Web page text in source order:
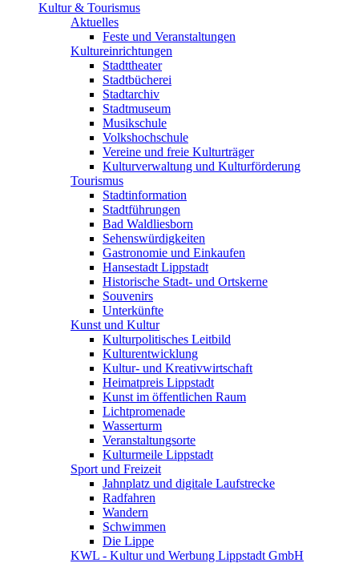
Kultur & Tourismus
Aktuelles
Feste und Veranstaltungen
Kultureinrichtungen
Stadttheater
Stadtbücherei
Stadtarchiv
Stadtmuseum
Musikschule
Volkshochschule
Vereine und freie Kulturträger
Kulturverwaltung und Kulturförderung
Tourismus
Stadtinformation
Stadtführungen
Bad Waldliesborn
Sehenswürdigkeiten
Gastronomie und Einkaufen
Hansestadt Lippstadt
Historische Stadt- und Ortskerne
Souvenirs
Unterkünfte
Kunst und Kultur
Kulturpolitisches Leitbild
Kulturentwicklung
Kultur- und Kreativwirtschaft
Heimatpreis Lippstadt
Kunst im öffentlichen Raum
Lichtpromenade
Wasserturm
Veranstaltungsorte
Kulturmeile Lippstadt
Sport und Freizeit
Jahnplatz und digitale Laufstrecke
Radfahren
Wandern
Schwimmen
Die Lippe
KWL - Kultur und Werbung Lippstadt GmbH